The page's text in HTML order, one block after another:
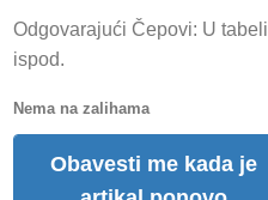
Odgovarajući Čepovi: U tabeli
ispod.
Nema na zalihama
Obavesti me kada je